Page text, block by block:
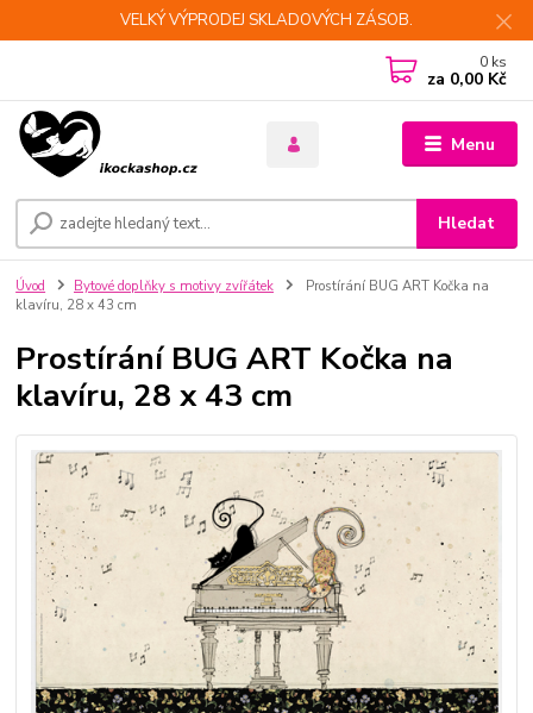
VELKÝ VÝPRODEJ SKLADOVÝCH ZÁSOB.
Menu
Hledat
0 ks
za 0,00 Kč
Úvod Bytové doplňky s motivy zvířátek
Prostírání BUG ART Kočka na
klavíru, 28 x 43 cm
Prostírání BUG ART Kočka na
klavíru, 28 x 43 cm